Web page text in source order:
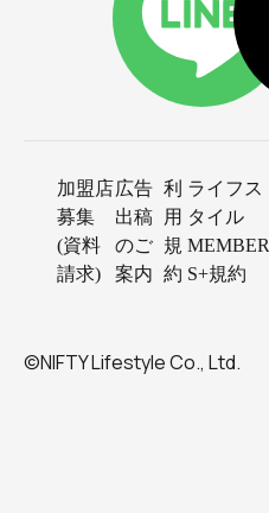
加盟店
募集
(資料
請求)
広告
出稿
のご
案内
利
用
規
約
ライフス
タイル
MEMBER
S+規約
©NIFTY Lifestyle Co., Ltd.